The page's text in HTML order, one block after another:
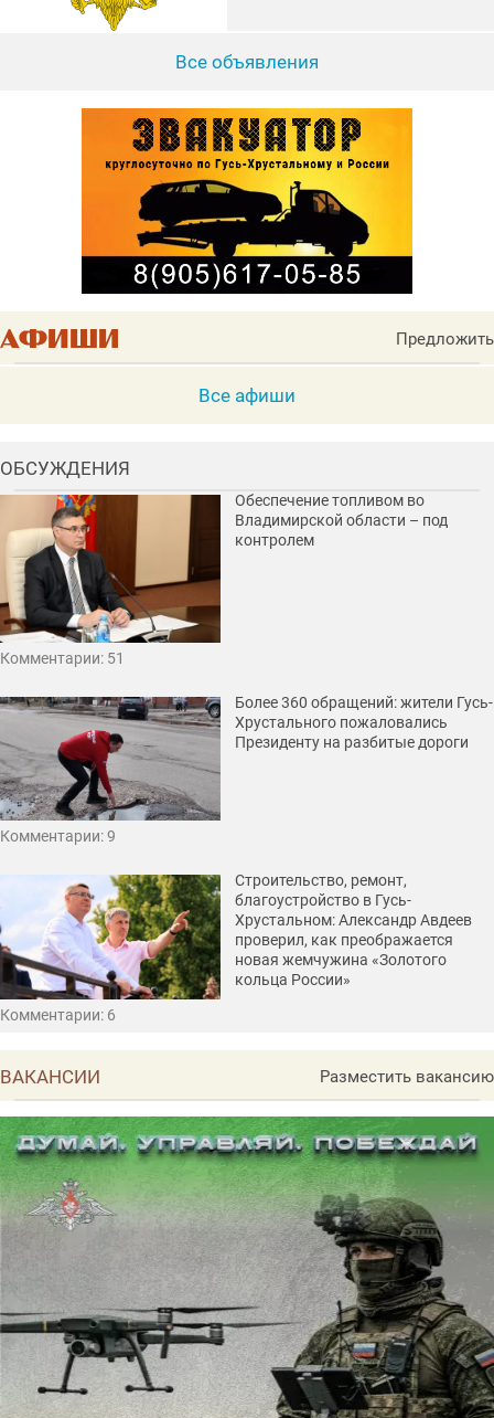
Все объявления
Предложить
Все афиши
ОБСУЖДЕНИЯ
Обеспечение топливом во
Владимирской области – под
контролем
Комментарии: 51
Более 360 обращений: жители Гусь-
Хрустального пожаловались
Президенту на разбитые дороги
Комментарии: 9
Строительство, ремонт,
благоустройство в Гусь-
Хрустальном: Александр Авдеев
проверил, как преображается
новая жемчужина «Золотого
кольца России»
Комментарии: 6
ВАКАНСИИ Разместить вакансию